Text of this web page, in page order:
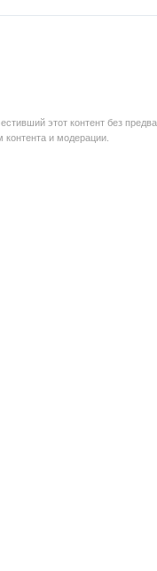
этот контент без
и модерации.